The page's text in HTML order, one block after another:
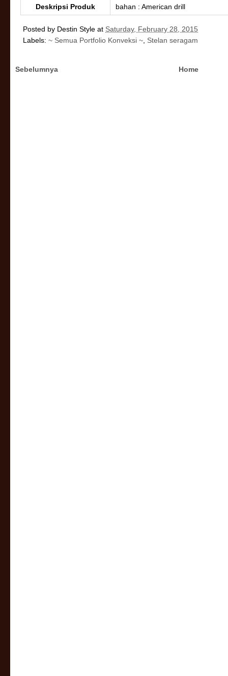
Deskripsi Produk bahan : American drill
Posted by Destin Style at Saturday, February 28, 2015
Labels: ~ Semua Portfolio Konveksi ~ Stelan seragam
Sebelumnya Home